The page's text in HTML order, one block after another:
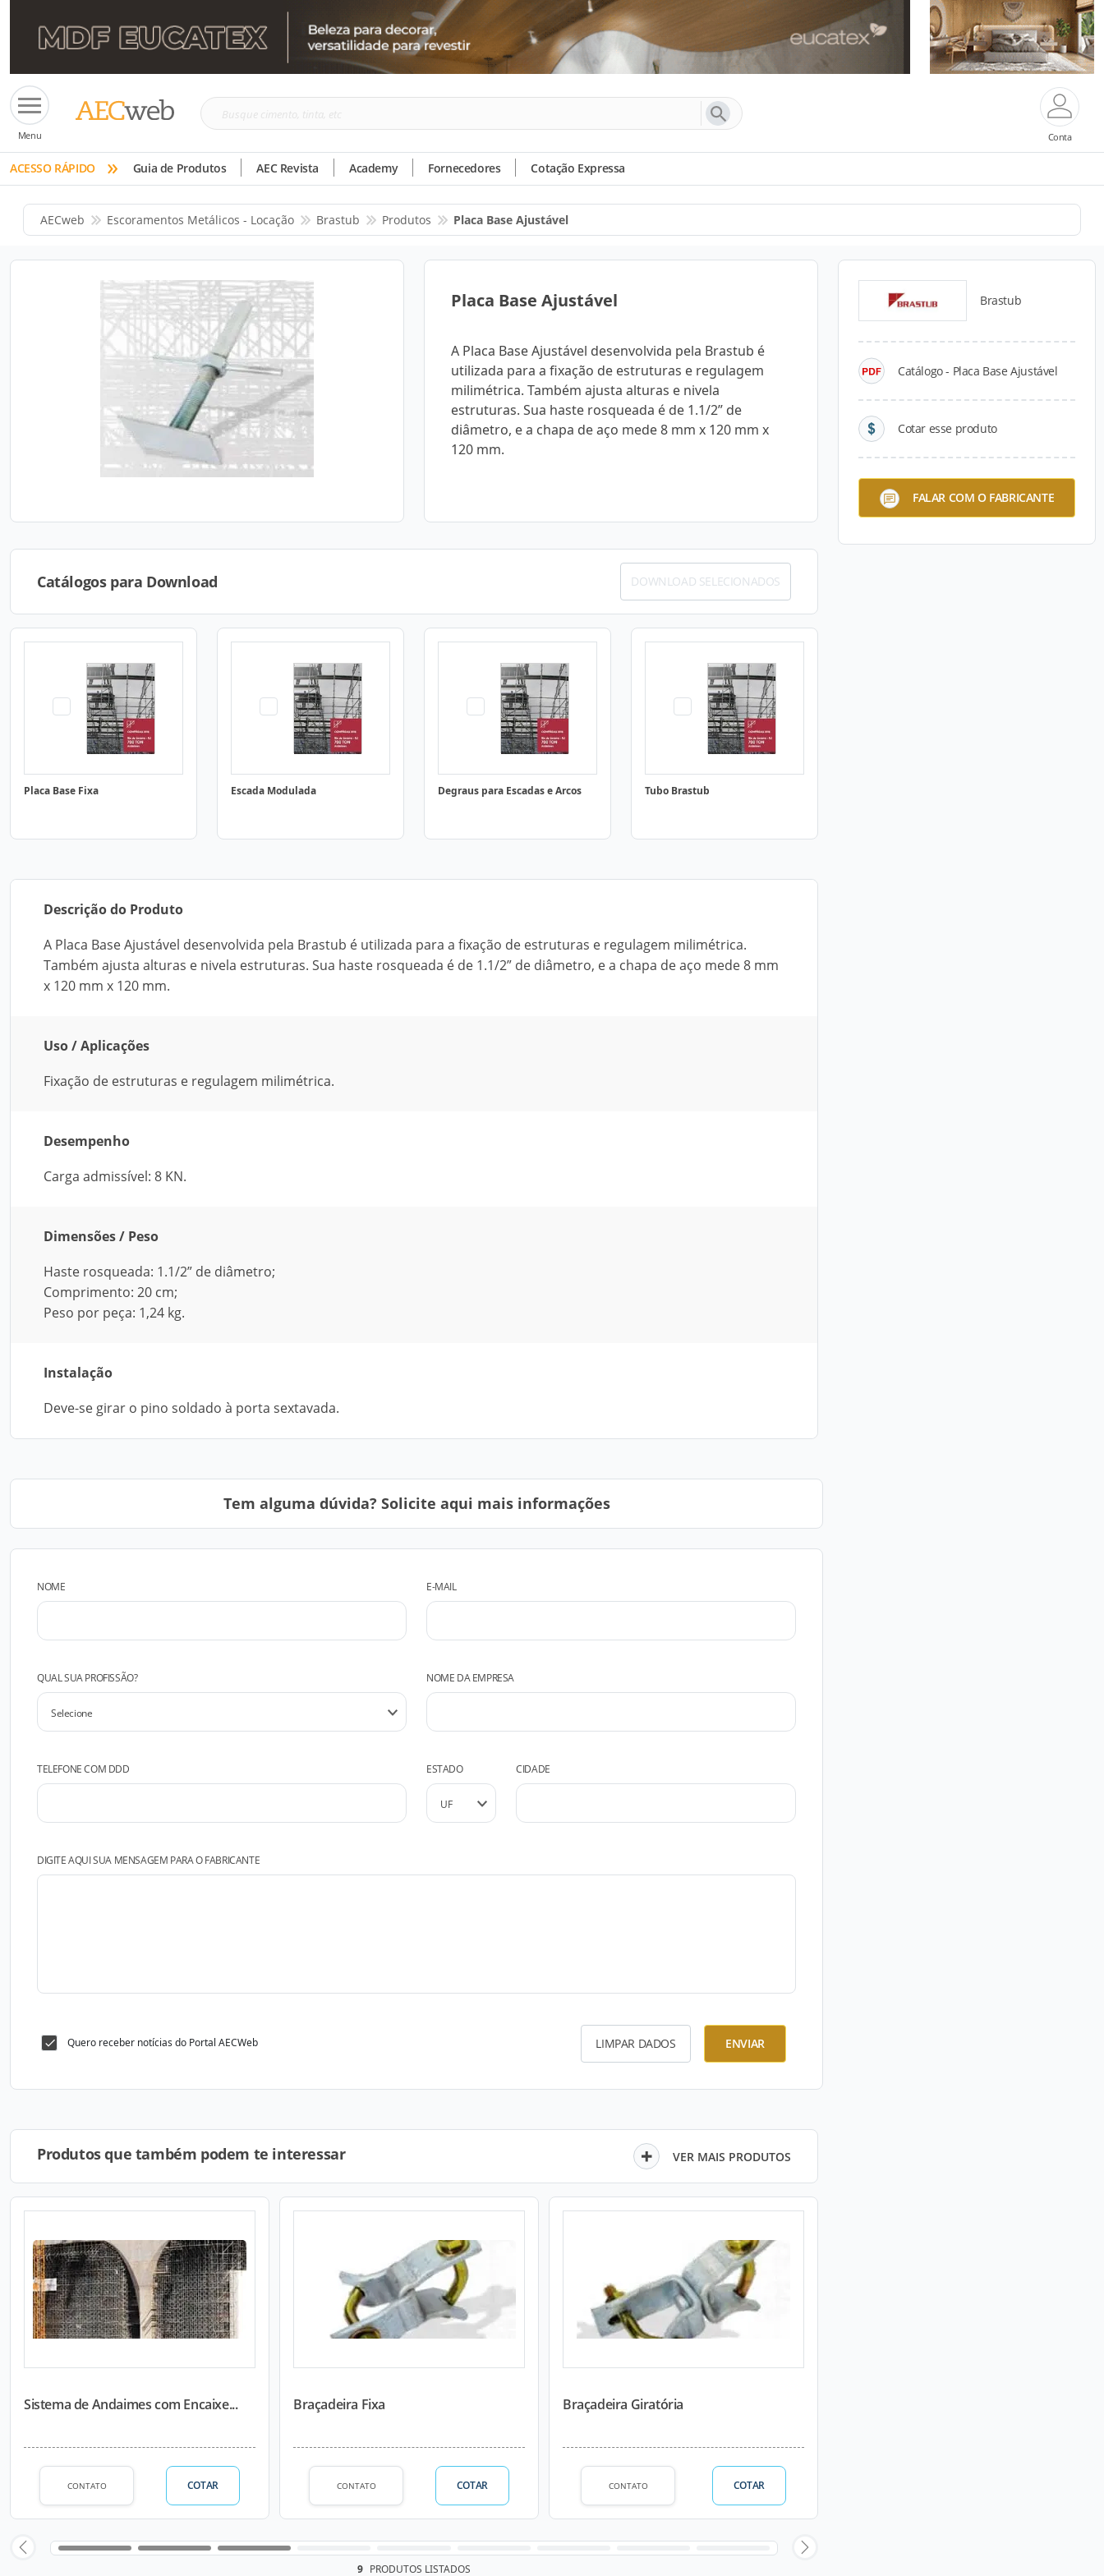
Menu
Busque
tinta,
etc
Conta
ACESSO RÁPIDO » Guia de Produtos AEC Revista Academy Fornecedores Cotação Expressa
AECweb Escoramentos Metálicos - Locação Brastub Produtos Placa Base Ajustável
Placa Base Ajustável
A Placa Base Ajustável desenvolvida pela Brastub é
utilizada para a fixação de estruturas e regulagem
milimétrica. Também ajusta alturas e nivela
estruturas. Sua haste rosqueada é de 1.1/2” de
diâmetro, e a chapa de aço mede 8 mm x 120 mm x
120 mm.
Brastub
Catálogo - Placa Base Ajustável
Cotar esse produto
FALAR COM O FABRICANTE
Catálogos para Download DOWNLOAD SELECIONADOS
Placa Base Fixa Escada Modulada Degraus para Escadas e Arcos Tubo Brastub
Descrição do Produto
A Placa Base Ajustável desenvolvida pela Brastub é utilizada para a fixação de estruturas e regulagem milimétrica.
Também ajusta alturas e nivela estruturas. Sua haste rosqueada é de 1.1/2” de diâmetro, e a chapa de aço mede 8 mm
x 120 mm x 120 mm.
Uso / Aplicações
Fixação de estruturas e regulagem milimétrica.
Desempenho
Carga admissível: 8 KN.
Dimensões / Peso
Haste rosqueada: 1.1/2” de diâmetro;
Comprimento: 20 cm;
Peso por peça: 1,24 kg.
Instalação
Deve-se girar o pino soldado à porta sextavada.
Tem alguma dúvida? Solicite aqui mais informações
NOME E-MAIL
QUAL SUA PROFISSÃO? NOME DA EMPRESA
TELEFONE COM DDD ESTADO CIDADE
DIGITE AQUI SUA MENSAGEM PARA O FABRICANTE
Quero receber notícias do Portal AECWeb LIMPAR DADOS ENVIAR
Produtos que também podem te interessar VER MAIS PRODUTOS
Sistema de Andaimes com Encaixe...
CONTATO COTAR
Braçadeira Fixa
CONTATO COTAR
Braçadeira Giratória
CONTATO COTAR
9 PRODUTOS LISTADOS